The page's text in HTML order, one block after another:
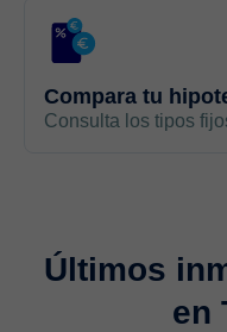
Compara tu
Consulta los tipos
Últimos
en